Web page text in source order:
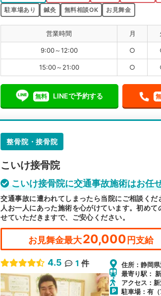
駐車場あり
鍼灸 無料相談OK お見舞金
営業時間 月
9:00～12:00 ○
15:00～21:00 ○
無料 LINEで予約する
整骨院・接骨院
こいけ接骨院
こいけ接骨院に交通事故施術はお任
交通事故に遭われてしまったら当院にご相談く
人お一人にあった施術を心がけています。初め
せていただきますで、ご安心ください。
お見舞金最大20,000 円支給
4.5 1 件
住所：静岡
最寄り駅：
アクセス：
駐車場：有（